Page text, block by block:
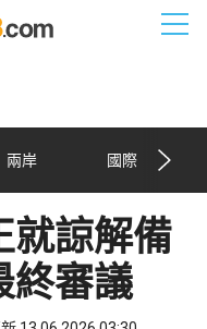
兩岸 國際
就諒解備
終審議